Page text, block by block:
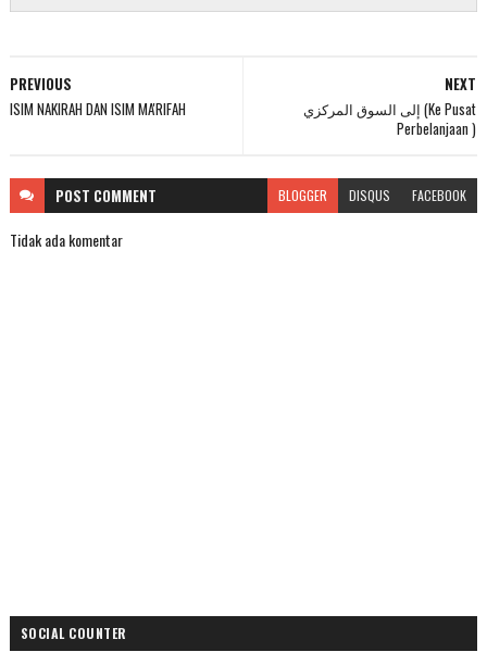
NEXT
إلى السوق المركزي (Ke Pusat
Perbelanjaan )
PREVIOUS
ISIM NAKIRAH DAN ISIM MA'RIFAH
POST COMMENT BLOGGER DISQUS FACEBOOK
Tidak ada komentar
SOCIAL COUNTER